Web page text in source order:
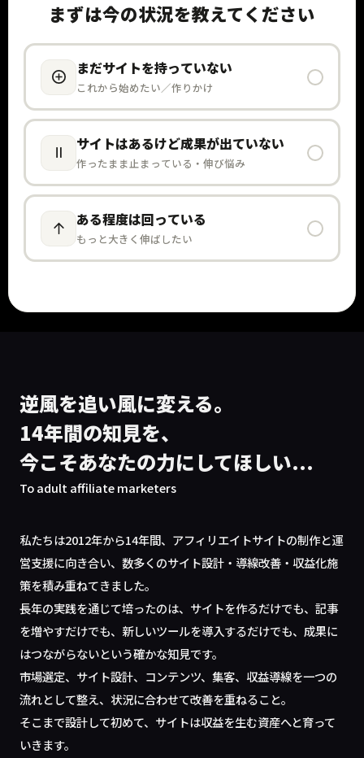
まずは今の状況を教えてください
まだサイトを持っていない
これから始めたい／作りかけ
サイトはあるけど成果が出ていない
作ったまま止まっている・伸び悩み
ある程度は回っている
もっと大きく伸ばしたい
逆風を追い風に変える。
14年間の知見を、
今こそあなたの力にしてほしい...
To adult affiliate marketers
私たちは2012年から14年間、アフィリエイトサイトの制作と運
営支援に向き合い、数多くのサイト設計・導線改善・収益化施
策を積み重ねてきました。
長年の実践を通じて培ったのは、サイトを作るだけでも、記事
を増やすだけでも、新しいツールを導入するだけでも、成果に
はつながらないという確かな知見です。
市場選定、サイト設計、コンテンツ、集客、収益導線を一つの
流れとして整え、状況に合わせて改善を重ねること。
そこまで設計して初めて、サイトは収益を生む資産へと育って
いきます。